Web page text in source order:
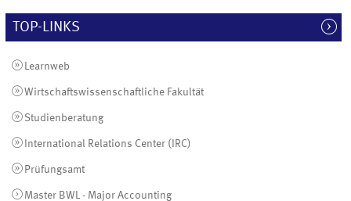
TOP-LINKS
Learnweb
Wirtschaftswissenschaftliche Fakultät
Studienberatung
International Relations Center (IRC)
Prüfungsamt
Master BWL - Major Accounting